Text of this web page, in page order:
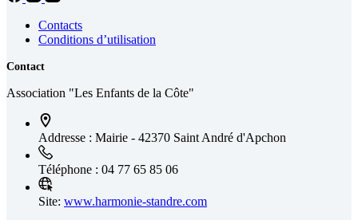
Contacts
Conditions d’utilisation
Contact
Association "Les Enfants de la Côte"
Addresse : Mairie - 42370 Saint André d'Apchon
Téléphone : 04 77 65 85 06
Site: www.harmonie-standre.com